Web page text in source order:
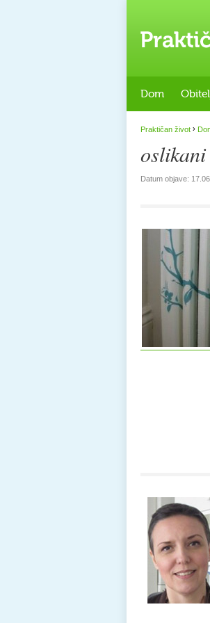
Dom
Praktičan život ›
Datum objave: